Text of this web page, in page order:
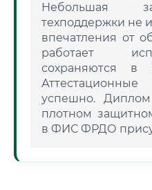
Небольшая
техподдержки не
впечатления от
работает
сохраняются в
успешно.
плотном
в ФИС ФРДО